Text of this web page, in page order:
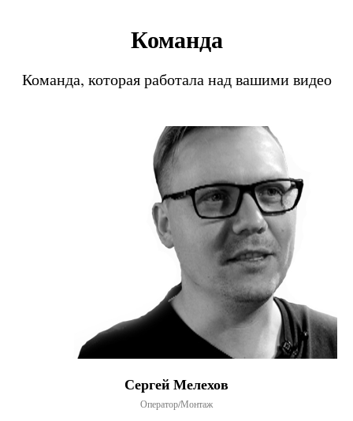
Команда
Команда, которая работала над вашими видео
Сергей Мелехов
Оператор/Монтаж